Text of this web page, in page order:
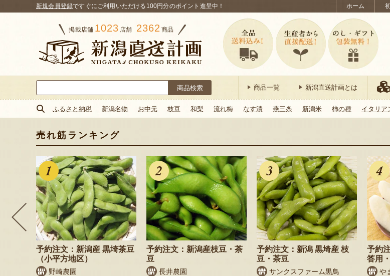
ホーム
新規会員登録ですぐにご利用いただける100円分のポイント進呈中！
掲載店舗 1023 店舗 2362 商品
索:
商品一覧 新潟直送計画とは
ふるさと納税 新潟名物 お中元 枝豆 和梨 流れ梅 なす漬 燕三条 新潟米 柿の種 イタリア
売れ筋ランキング
予約注文：新潟産 黒埼茶豆
（小平方地区）
野崎農園
予約注文：新潟産枝豆・茶
豆
長井農園
予約注文：新潟 黒埼産 枝
豆・茶豆
サンクスファーム黒鳥
予約
答用
や